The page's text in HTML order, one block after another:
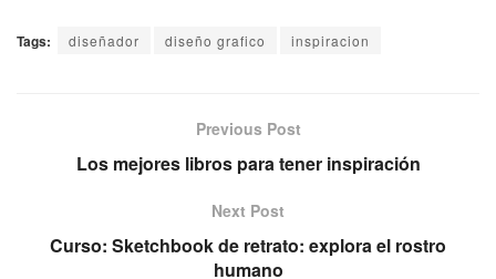
Tags: diseñador diseño grafico inspiracion
Previous Post
Los mejores libros para tener inspiración
Next Post
Curso: Sketchbook de retrato: explora el rostro
humano